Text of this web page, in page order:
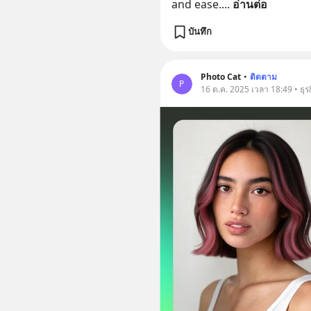
and ease.... อ่านต่อ
บันทึก
P
Photo Cat • ติดตาม
16 ต.ค. 2025 เวลา 18:49 • ธุ